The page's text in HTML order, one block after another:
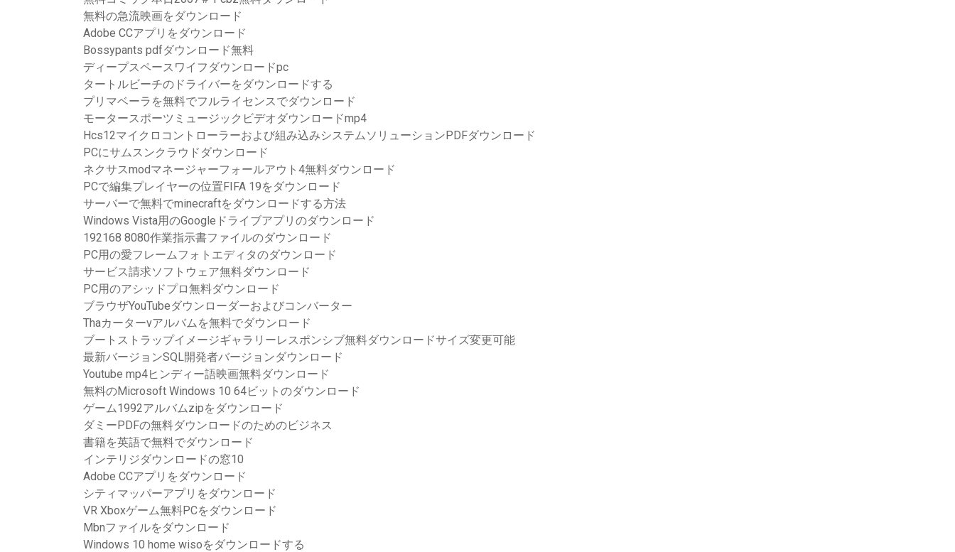
無料の急流映画をダウンロード
Adobe CCアプリをダウンロード
Bossypants pdfダウンロード無料
ディープスペースワイフダウンロードpc
タートルビーチのドライバーをダウンロードする
プリマベーラを無料でフルライセンスでダウンロード
モータースポーツミュージックビデオダウンロードmp4
Hcs12マイクロコントローラーおよび組み込みシステムソリューションPDFダウンロード
PCにサムスンクラウドダウンロード
ネクサスmodマネージャーフォールアウト4無料ダウンロード
PCで編集プレイヤーの位置FIFA 19をダウンロード
サーバーで無料でminecraftをダウンロードする方法
Windows Vista用のGoogleドライブアプリのダウンロード
192168 8080作業指示書ファイルのダウンロード
PC用の愛フレームフォトエディタのダウンロード
サービス請求ソフトウェア無料ダウンロード
PC用のアシッドプロ無料ダウンロード
ブラウザYouTubeダウンローダーおよびコンバーター
Thaカーターvアルバムを無料でダウンロード
ブートストラップイメージギャラリーレスポンシブ無料ダウンロードサイズ変更可能
最新バージョンSQL開発者バージョンダウンロード
Youtube mp4ヒンディー語映画無料ダウンロード
無料のMicrosoft Windows 10 64ビットのダウンロード
ゲーム1992アルバムzipをダウンロード
ダミーPDFの無料ダウンロードのためのビジネス
書籍を英語で無料でダウンロード
インテリジダウンロードの窓10
Adobe CCアプリをダウンロード
シティマッパーアプリをダウンロード
VR Xboxゲーム無料PCをダウンロード
Mbnファイルをダウンロード
Windows 10 home wisoをダウンロードする